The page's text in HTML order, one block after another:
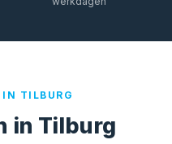
TILBURG
in Tilburg